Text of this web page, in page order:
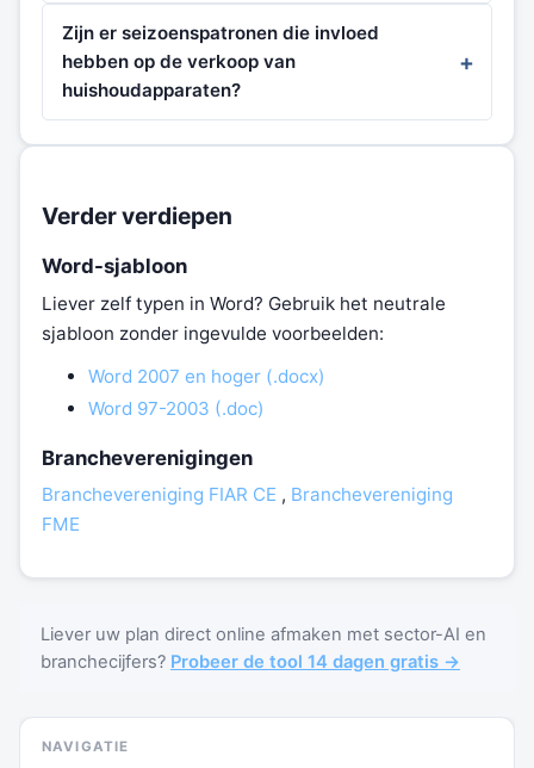
Zijn er seizoenspatronen die invloed
hebben op de verkoop van
huishoudapparaten?
Verder verdiepen
Word-sjabloon
Liever zelf typen in Word? Gebruik het neutrale
sjabloon zonder ingevulde voorbeelden:
Word 2007 en hoger (.docx)
Word 97-2003 (.doc)
Brancheverenigingen
Branchevereniging FIAR CE , Branchevereniging
FME
Liever uw plan direct online afmaken met sector-AI en
branchecijfers? Probeer de tool 14 dagen gratis →
NAVIGATIE